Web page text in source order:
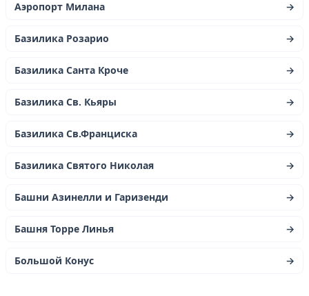
Аэропорт Милана →
Базилика Розарио →
Базилика Санта Кроче →
Базилика Св. Кьяры →
Базилика Св.Франциска →
Базилика Святого Николая →
Башни Азинелли и Гаризенди →
Башня Торре Линья →
Большой Конус →